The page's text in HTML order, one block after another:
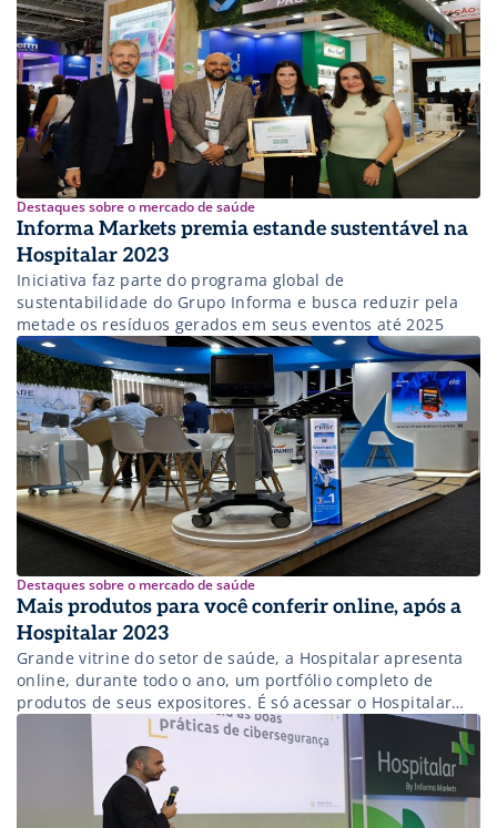
Destaques sobre o mercado de saúde
Informa Markets premia estande sustentável na
Hospitalar 2023
Iniciativa faz parte do programa global de
sustentabilidade do Grupo Informa e busca reduzir pela
metade os resíduos gerados em seus eventos até 2025
Destaques sobre o mercado de saúde
Mais produtos para você conferir online, após a
Hospitalar 2023
Grande vitrine do setor de saúde, a Hospitalar apresenta
online, durante todo o ano, um portfólio completo de
produtos de seus expositores. É só acessar o Hospitalar